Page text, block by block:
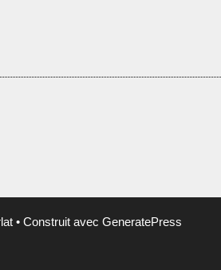
• Construit avec GeneratePress